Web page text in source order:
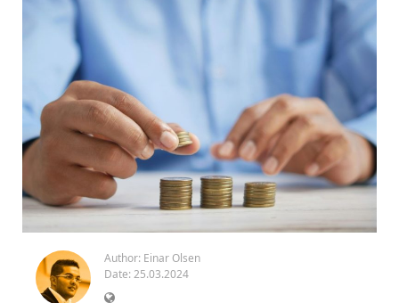
Author: Einar Olsen
Date: 25.03.2024